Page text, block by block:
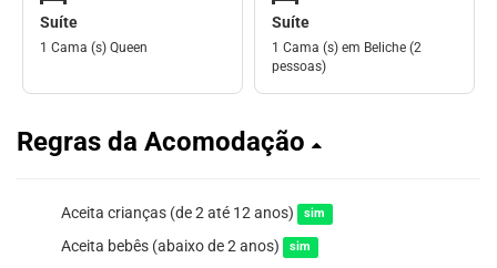
Suíte
1 Cama (s) Queen
Suíte
1 Cama (s) em Beliche (2
pessoas)
Regras da Acomodação
Aceita crianças (de 2 até 12 anos) sim
Aceita bebês (abaixo de 2 anos) sim